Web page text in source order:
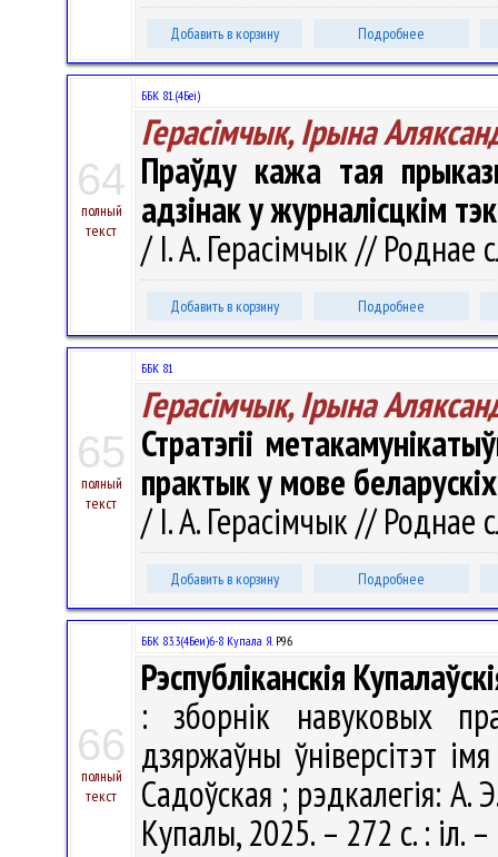
Добавить в корзину Подробнее
64
полный
текст
ББК 81.(4Беі)
Герасімчык, Ірына
Праўду кажа тая
адзінак у журналісцкім
/ І. А. Герасімчык //
Добавить в корзину Подробнее
65
полный
текст
ББК 81
Герасімчык, Ірына
Стратэгіі
практык у мове
/ І. А. Герасімчык //
Добавить в корзину Подробнее
66
полный
текст
ББК 83.3(4Беи)6-8 Купала Я.Р96
Рэспубліканскія
: зборнік навуковых
дзяржаўны ўніверсітэт
Садоўская ; рэдкалегія: А.
Купалы, 2025. – 272 с. : іл.